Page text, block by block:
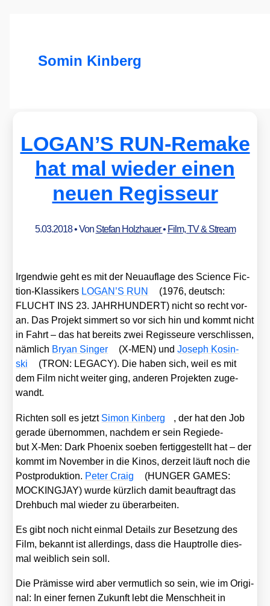
Somin Kinberg
LOGAN’S RUN-Remake
hat mal wieder einen
neuen Regisseur
5.03.2018• Von Stefan Holzhauer• Film, TV & Stream
Irgend­wie geht es mit der Neu­auf­la­ge des Sci­ence Fic­
tion-Klas­si­kers LOGAN’S RUN
(1976, deutsch:
FLUCHT INS 23. JAHRHUNDERT) nicht so recht vor­
an. Das Pro­jekt sim­mert so vor sich hin und kommt nicht
in Fahrt – das hat bereits zwei Regis­seu­re ver­schlis­sen,
näm­lich Bryan Sin­ger (X‑MEN) undJoseph Kos­in­
ski
(TRON: LEGACY). Die haben sich, weil es mit
dem Film nicht wei­ter ging, ande­ren Pro­jek­ten zuge­
wandt.
Rich­ten soll es jetzt Simon Kin­berg
, der hat den Job
gera­de über­nom­men, nach­dem er sein Regie­de­
but X‑Men: Dark Phoe­nix soeben fer­tig­ge­stellt hat – der
kommt im Novem­ber in die Kinos, der­zeit läuft noch die
Post­pro­duk­ti­on. Peter Craig
(HUNGER GAMES:
MOCKINGJAY) wur­de kürz­lich damit beauf­tragt das
Dreh­buch mal wie­der zu über­ar­bei­ten.
Es gibt noch nicht ein­mal Details zur Beset­zung des
Film, bekannt ist aller­dings, dass die Haupt­rol­le dies­
mal weib­lich sein soll.
Die Prä­mis­se wird aber ver­mut­lich so sein, wie im Ori­gi­
nal: In einer fer­nen Zukunft lebt die Mensch­heit in